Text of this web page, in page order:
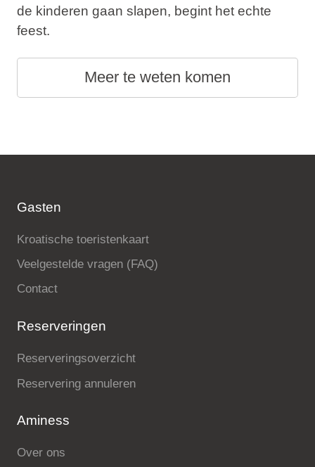
de kinderen gaan slapen, begint het echte
feest.
Meer te weten komen
Gasten
Kroatische toeristenkaart
Veelgestelde vragen (FAQ)
Contact
Reserveringen
Reserveringsoverzicht
Reservering annuleren
Aminess
Over ons